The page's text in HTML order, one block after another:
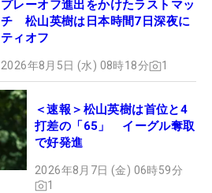
プレーオフ進出をかけたラストマッ
チ 松山英樹は日本時間7日深夜に
ティオフ
2026年8月5日 (水) 08時18分 1
＜速報＞松山英樹は首位と4
打差の「65」 イーグル奪取
で好発進
2026年8月7日 (金) 06時59分
1